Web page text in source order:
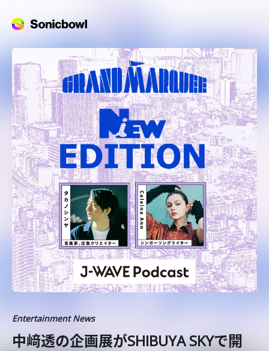
Entertainment News
中﨑透の企画展がSHIBUYA SKYで開